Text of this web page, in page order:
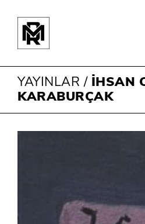
YAYINLAR / İHSAN
KARABURÇAK